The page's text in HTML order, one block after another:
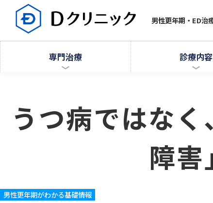
男性更年期・ED治
専門治療 診療内容
うつ病ではな
障害
男性更年期がわかる基礎情報